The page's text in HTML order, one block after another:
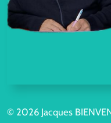
© 2026 Jacques